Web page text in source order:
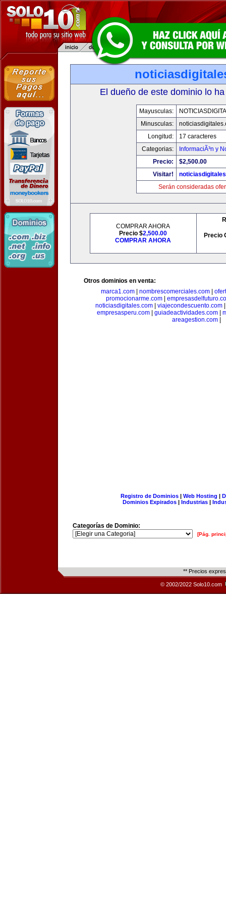
El dueño de este dominio lo
Mayusculas:
Minusculas:
Longitud:
17 caracteres
Categorias:
InformaciÃ³n y
Precio:
$2,500.00
Visitar!
Serán consideradas
COMPRAR AHORA
Precio $2,500.00
COMPRAR AHORA
Precio
Otros dominios en venta:
marca1.com| nombrescomerciales.com|
promocionarme.com|
noticiasdigitales.com| viajecondescuento.com
empresasperu.com| guiadeactividades.com|
areagestion.com|
Registro de Dominios| Web Hosting |
Dominios Expirados | Industrias |
Categorías de Dominio:
[Pág.
** Precios
© 2002/2022 Solo10.com